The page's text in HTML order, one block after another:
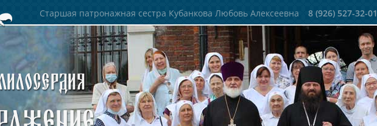
Старшая патронажная сестра Кубанкова Любовь Алексеевна 8 (926) 527-32-01